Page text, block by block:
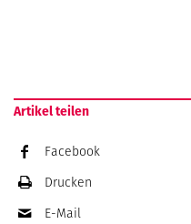
Artikel teilen
Facebook
Drucken
E-Mail